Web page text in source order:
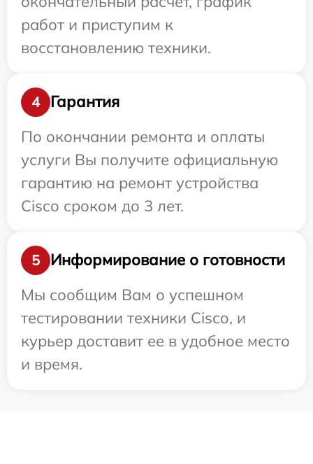
работ и приступим к
восстановлению техники.
4
Гарантия
По окончании ремонта и оплаты
услуги Вы получите официальную
гарантию на ремонт устройства
Cisco сроком до 3 лет.
5
Информирование о готовности
Мы сообщим Вам о успешном
тестировании техники Cisco, и
курьер доставит ее в удобное место
и время.